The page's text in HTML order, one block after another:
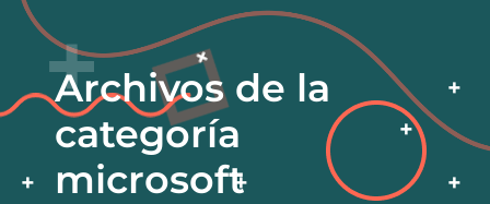
Archivos de la
categoría
microsoft